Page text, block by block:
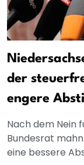
der
engere
Nach dem Nein
Bundesrat
eine bessere